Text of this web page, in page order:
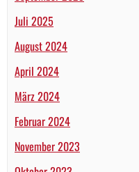
Juli 2025
August 2024
April 2024
März 2024
Februar 2024
November 2023